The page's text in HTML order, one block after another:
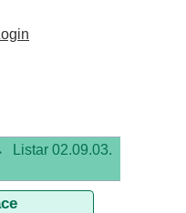
Listar 02.09.03.